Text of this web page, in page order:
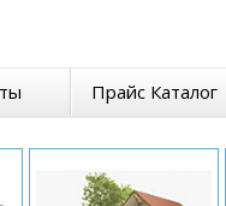
Прайс Каталог